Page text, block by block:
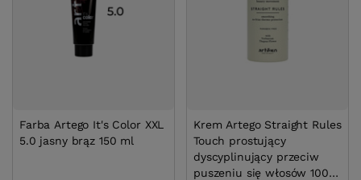
Farba Artego It's Color XXL
5.0 jasny brąz 150 ml
Krem Artego Straight Rules
Touch prostujący
dyscyplinujący przeciw
puszeniu się włosów 100